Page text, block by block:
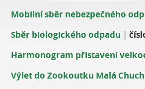
Sběr biologického odpadu |
Výlet do Zookoutku Malá